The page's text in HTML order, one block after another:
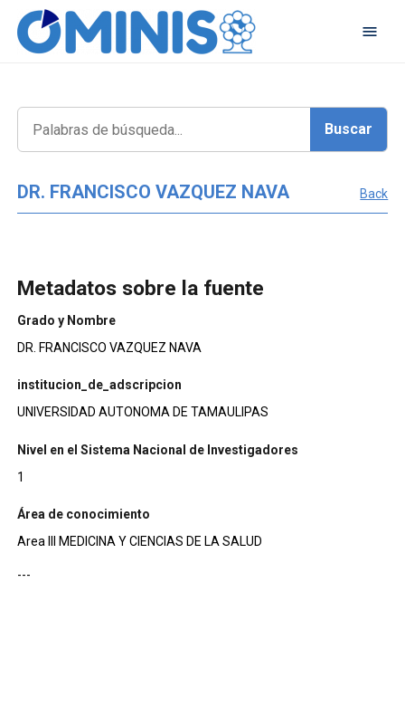
DR. FRANCISCO VAZQUEZ NAVA Back
Metadatos sobre la fuente
Grado y Nombre
DR. FRANCISCO VAZQUEZ NAVA
institucion_de_adscripcion
UNIVERSIDAD AUTONOMA DE TAMAULIPAS
Nivel en el Sistema Nacional de Investigadores
1
Área de conocimiento
Area III MEDICINA Y CIENCIAS DE LA SALUD
---